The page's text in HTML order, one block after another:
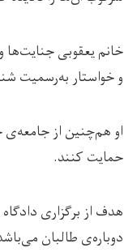
خانم یعقوبی جنایت‌ها
و خواستار به‌رسمیت
او هم‌چنین از جامعه‌ی
حمایت کنند.
هدف از برگزاری
دوباره‌ی طالبان